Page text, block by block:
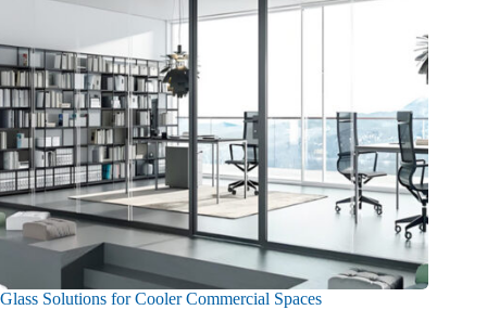
Glass Solutions for Cooler Commercial Spaces